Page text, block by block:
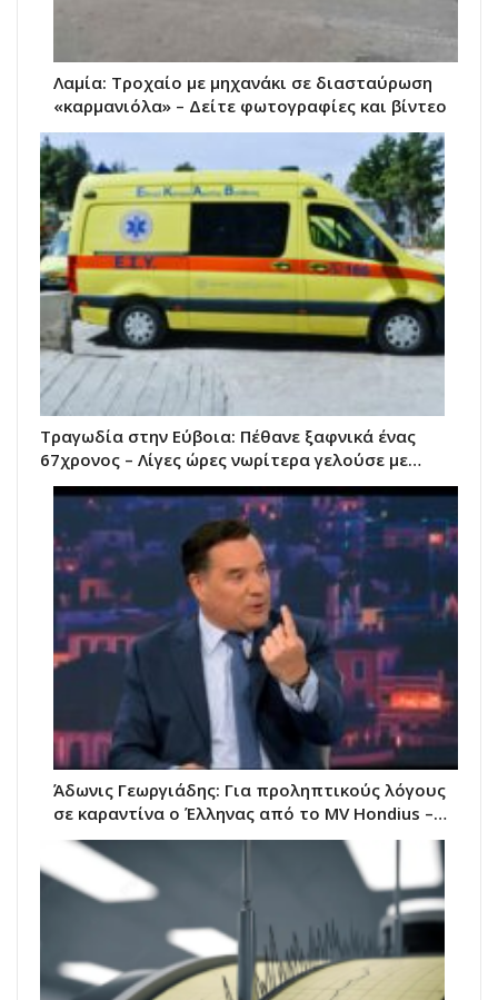
Λαμία: Τροχαίο με μηχανάκι σε διασταύρωση
«καρμανιόλα» – Δείτε φωτογραφίες και βίντεο
Τραγωδία στην Εύβοια: Πέθανε ξαφνικά ένας
67χρονος – Λίγες ώρες νωρίτερα γελούσε με…
Άδωνις Γεωργιάδης: Για προληπτικούς λόγους
σε καραντίνα ο Έλληνας από το MV Hondius –…